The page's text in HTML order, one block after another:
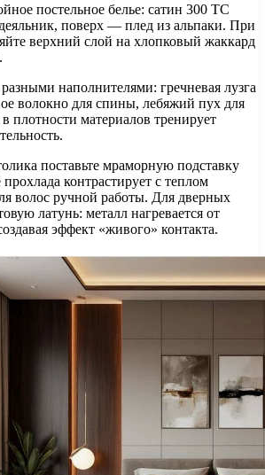
постельное белье: сатин 300 TC
поверх — плед из альпаки. При
верхний слой на хлопковый жаккард
наполнителями: гречневая лузга
волокно для спины, лебяжий пух для
плотности материалов тренирует
поставьте мраморную подставку
контрастирует с теплом
волос ручной работы. Для дверных
латунь: металл нагревается от
эффект «живого» контакта.